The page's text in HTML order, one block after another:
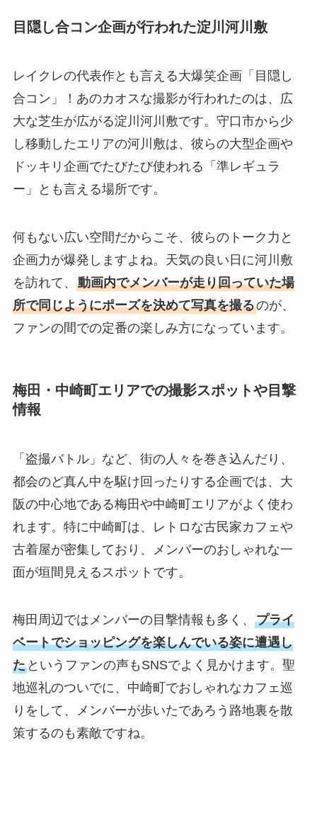
目隠し合コン企画が行われた淀川河川敷
レイクレの代表作とも言える大爆笑企画「目隠し
合コン」！あのカオスな撮影が行われたのは、広
大な芝生が広がる淀川河川敷です。守口市から少
し移動したエリアの河川敷は、彼らの大型企画や
ドッキリ企画でたびたび使われる「準レギュラ
ー」とも言える場所です。
何もない広い空間だからこそ、彼らのトーク力と
企画力が爆発しますよね。天気の良い日に河川敷
を訪れて、 動画内でメンバーが走り回っていた場
所で同じようにポーズを決めて写真を撮るのが、
ファンの間での定番の楽しみ方になっています。
梅田・中崎町エリアでの撮影スポットや目撃
情報
「盗撮バトル」など、街の人々を巻き込んだり、
都会のど真ん中を駆け回ったりする企画では、大
阪の中心地である梅田や中崎町エリアがよく使わ
れます。特に中崎町は、レトロな古民家カフェや
古着屋が密集しており、メンバーのおしゃれな一
面が垣間見えるスポットです。
梅田周辺ではメンバーの目撃情報も多く、 プライ
ベートでショッピングを楽しんでいる姿に遭遇し
たというファンの声もSNSでよく見かけます。聖
地巡礼のついでに、中崎町でおしゃれなカフェ巡
りをして、メンバーが歩いたであろう路地裏を散
策するのも素敵ですね。